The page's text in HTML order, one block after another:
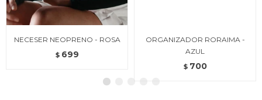
NECESER NEOPRENO - ROSA
$ 699
ORGANIZADOR RORAIMA -
AZUL
$ 700